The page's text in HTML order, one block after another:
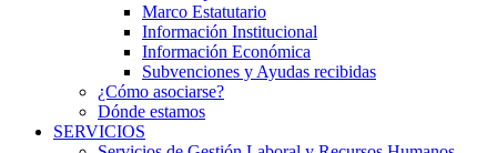
Marco Estatutario
Información Institucional
Información Económica
Subvenciones y Ayudas recibidas
¿Cómo asociarse?
Dónde estamos
SERVICIOS